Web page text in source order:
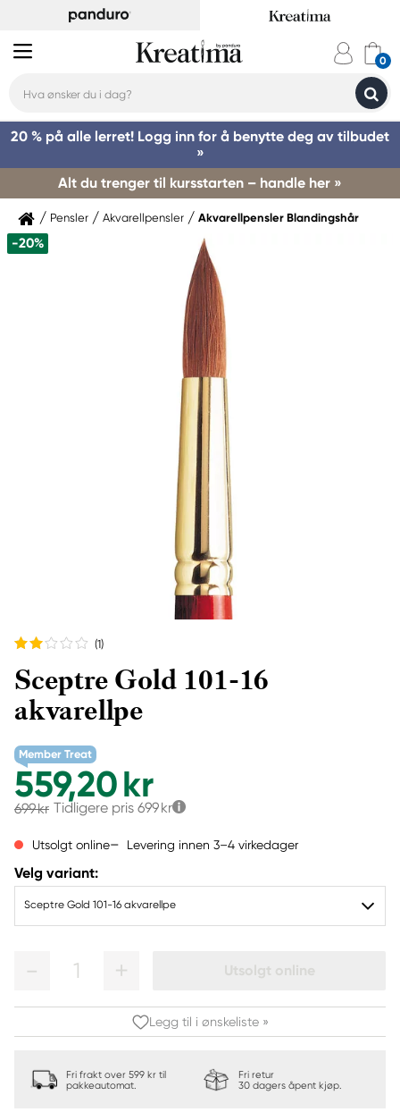
20 % på alle lerret! Logg inn for å benytte deg av tilbudet
»
Alt du trenger til kursstarten – handle her »
Pensler Akvarellpensler Akvarellpensler Blandingshår
-20%
(1)
Sceptre Gold 101-16
akvarellpe
Member Treat
559,20 kr
699 kr Tidligere pris 699 kr
Utsolgt online Levering innen 3–4 virkedager
Velg variant:
Sceptre Gold 101-16 akvarellpe
1 Utsolgt online
Legg til i ønskeliste »
Fri frakt over 599 kr til
pakkeautomat.
Fri retur
30 dagers åpent kjøp.